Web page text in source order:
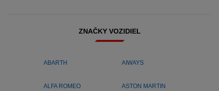
ZNAČKY VOZIDIEL
ABARTH AIWAYS
ALFA ROMEO ASTON MARTIN